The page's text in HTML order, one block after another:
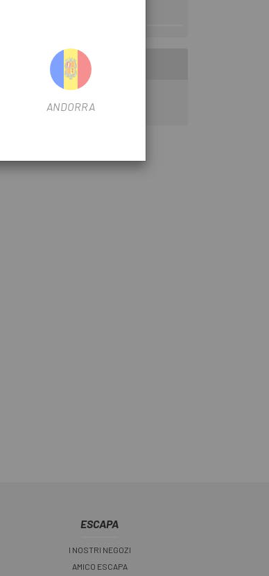
ESCAPA
I NOSTRI NEGOZI
AMICO ESCAPA
ANDORRA